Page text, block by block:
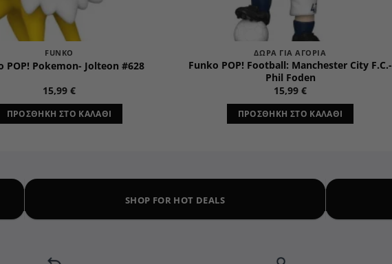
FUNKO
POP! Pokemon- Jolteon #628
15,99 €
ΠΡΟΣΘΉΚΗ ΣΤΟ ΚΑΛΆΘΙ
ΔΏΡΑ ΓΙΑ ΑΓΌΡΙΑ
Funko POP! Football: Manchester City F.C.-
Phil Foden
15,99 €
ΠΡΟΣΘΉΚΗ ΣΤΟ ΚΑΛΆΘΙ
SHOP FOR HOT DEALS